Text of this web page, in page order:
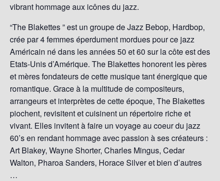
vibrant hommage aux icônes du jazz.
“The Blakettes ” est un groupe de Jazz Bebop, Hardbop,
crée par 4 femmes éperdument mordues pour ce jazz
Américain né dans les années 50 et 60 sur la côte est des
Etats-Unis d’Amérique. The Blakettes honorent les pères
et mères fondateurs de cette musique tant énergique que
romantique. Grace à la multitude de compositeurs,
arrangeurs et interprètes de cette époque, The Blakettes
piochent, revisitent et cuisinent un répertoire riche et
vivant. Elles invitent à faire un voyage au coeur du jazz
60’s en rendant hommage avec passion à ses créateurs :
Art Blakey, Wayne Shorter, Charles Mingus, Cedar
Walton, Pharoa Sanders, Horace Silver et bien d’autres
…